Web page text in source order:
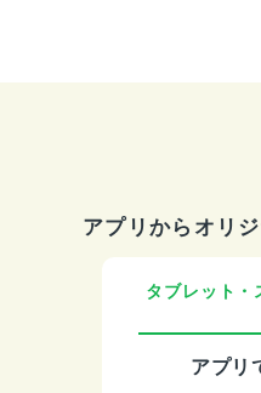
アプリからオリ
タブレット・
アプリ